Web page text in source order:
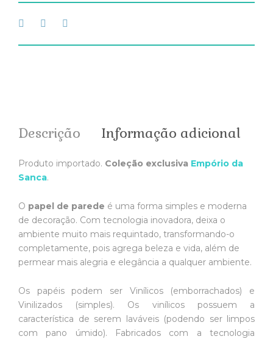
Descrição Informação adicional
Produto importado. Coleção exclusiva Empório da
Sanca.
O papel de parede é uma forma simples e moderna
de decoração. Com tecnologia inovadora, deixa o
ambiente muito mais requintado, transformando-o
completamente, pois agrega beleza e vida, além de
permear mais alegria e elegância a qualquer ambiente.
Os papéis podem ser Vinílicos (emborrachados) e
Vinilizados (simples). Os vinílicos possuem a
característica de serem laváveis (podendo ser limpos
com pano úmido). Fabricados com a tecnologia